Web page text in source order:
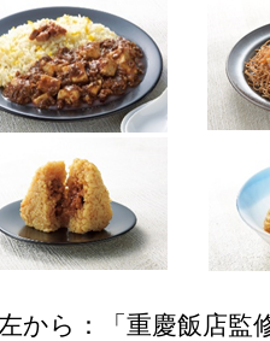
左から：「重慶飯店